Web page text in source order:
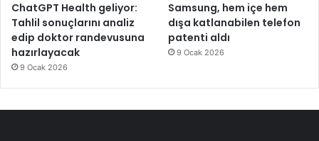
ChatGPT Health geliyor:
Tahlil sonuçlarını analiz
edip doktor randevusuna
hazırlayacak
9 Ocak 2026
Samsung, hem içe hem
dışa katlanabilen telefon
patenti aldı
9 Ocak 2026